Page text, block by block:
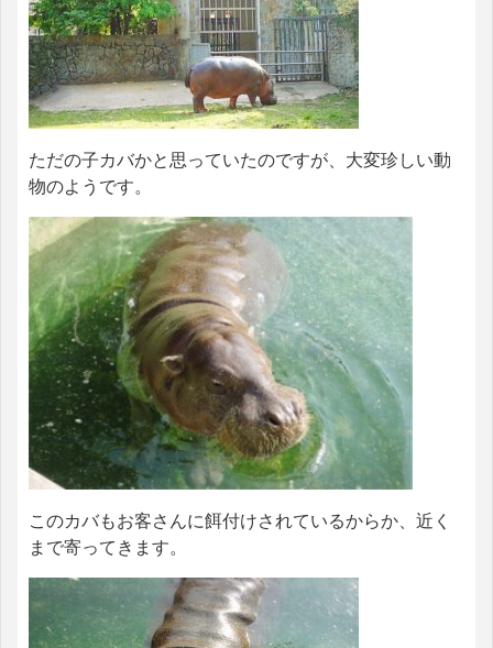
ただの子カバかと思っていたのですが、大変珍しい動
物のようです。
このカバもお客さんに餌付けされているからか、近く
まで寄ってきます。